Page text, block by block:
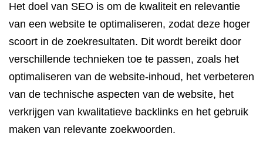
Het doel van SEO is om de kwaliteit en relevantie
van een website te optimaliseren, zodat deze hoger
scoort in de zoekresultaten. Dit wordt bereikt door
verschillende technieken toe te passen, zoals het
optimaliseren van de website-inhoud, het verbeteren
van de technische aspecten van de website, het
verkrijgen van kwalitatieve backlinks en het gebruik
maken van relevante zoekwoorden.